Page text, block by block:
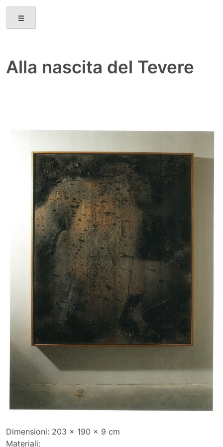
Skip
content
Alla nascita del Tevere
Dimensioni: 203 x 190 x 9 cm
Materiali: